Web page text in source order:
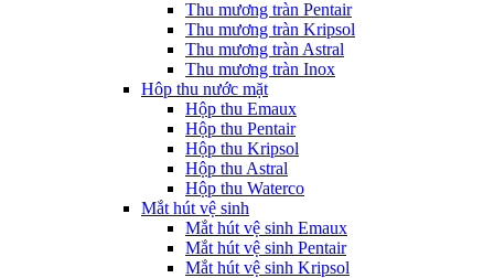
Thu mương tràn Pentair
Thu mương tràn Kripsol
Thu mương tràn Astral
Thu mương tràn Inox
Hôp thu nước mặt
Hộp thu Emaux
Hộp thu Pentair
Hộp thu Kripsol
Hộp thu Astral
Hộp thu Waterco
Mắt hút vệ sinh
Mắt hút vệ sinh Emaux
Mắt hút vệ sinh Pentair
Mắt hút vệ sinh Kripsol